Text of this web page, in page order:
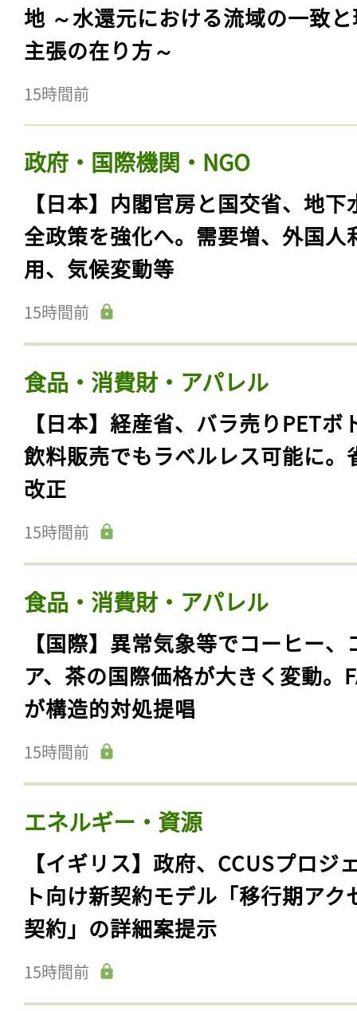
地 ～水還元における流域の一致
主張の在り方～
15時間前
政府・国際機関・NGO
【日本】内閣官房と国交省、地下
全政策を強化へ。需要増、外国人
用、気候変動等
15時間前
食品・消費財・アパレル
【日本】経産省、バラ売りPETボ
飲料販売でもラベルレス可能に。
改正
15時間前
食品・消費財・アパレル
【国際】異常気象等でコーヒー、
ア、茶の国際価格が大きく変動。
が構造的対処提唱
15時間前
エネルギー・資源
【イギリス】政府、CCUSプロジ
ト向け新契約モデル「移行期アク
契約」の詳細案提示
15時間前